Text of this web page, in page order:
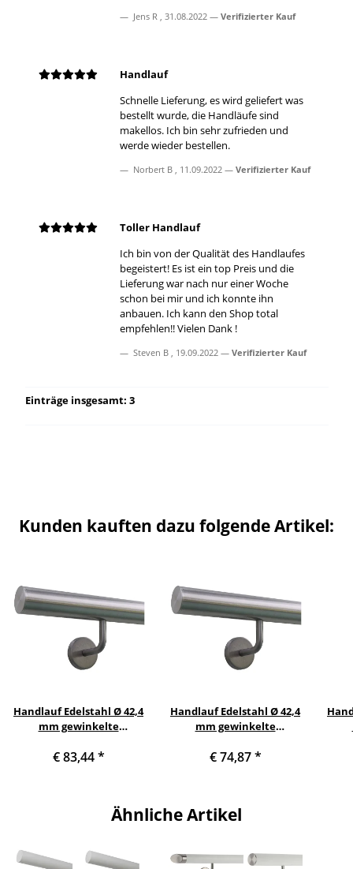
Jens R , 31.08.2022 Verifizierter Kauf
Handlauf
Schnelle Lieferung, es wird geliefert was
bestellt wurde, die Handläufe sind
makellos. Ich bin sehr zufrieden und
werde wieder bestellen.
Norbert B , 11.09.2022 Verifizierter Kauf
Toller Handlauf
Ich bin von der Qualität des Handlaufes
begeistert! Es ist ein top Preis und die
Lieferung war nach nur einer Woche
schon bei mir und ich konnte ihn
anbauen. Ich kann den Shop total
empfehlen!! Vielen Dank !
Steven B , 19.09.2022 Verifizierter Kauf
Einträge insgesamt: 3
Kunden kauften dazu folgende Artikel:
Handlauf Edelstahl Ø 42,4
mm gewinkelte
cm mit 2 Halter und
€ 83,44*
Handlauf Edelstahl Ø 42,4
mm gewinkelte
cm mit 2 Halter und
€ 74,87*
Ähnliche Artikel